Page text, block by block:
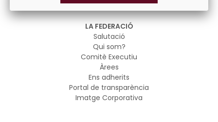
LA FEDERACIÓ
Salutació
Qui som?
Comitè Executiu
Àrees
Ens adherits
Portal de transparència
Imatge Corporativa